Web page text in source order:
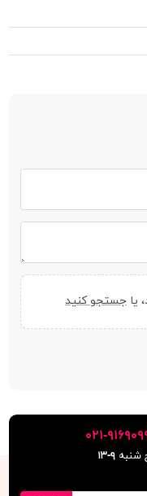
یا جستجو کنید
٠٢١
شنبه۹-١٣